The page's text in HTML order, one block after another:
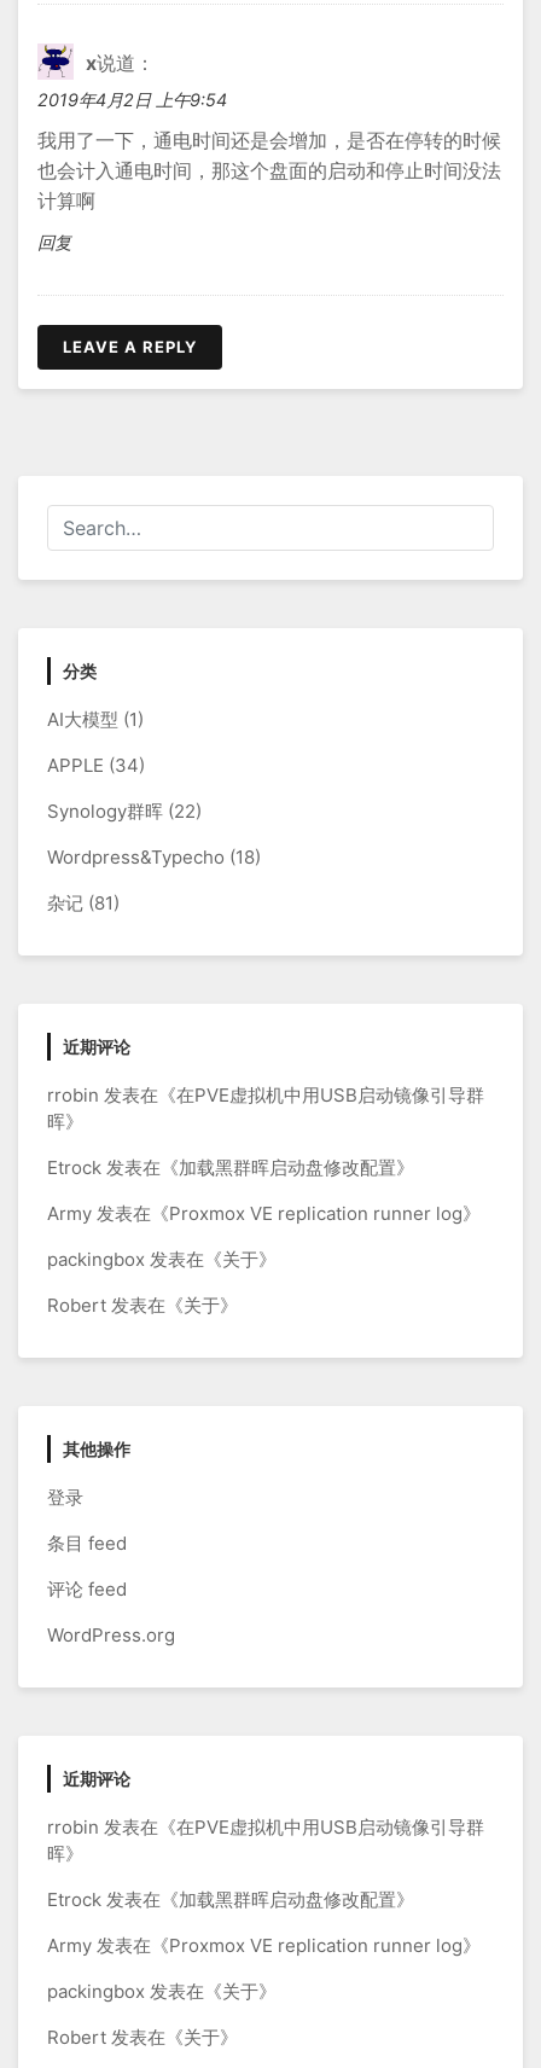
x说道：
2019年4月2日 上午9:54
我用了一下，通电时间还是会增加，是否在停转的时候
也会计入通电时间，那这个盘面的启动和停止时间没法
计算啊
回复
LEAVE A REPLY
分类
AI大模型 (1)
APPLE (34)
Synology群晖 (22)
Wordpress&Typecho (18)
杂记 (81)
近期评论
rrobin 发表在《在PVE虚拟机中用USB启动镜像引导群
晖》
Etrock 发表在《加载黑群晖启动盘修改配置》
Army 发表在《Proxmox VE replication runner log》
packingbox 发表在《关于》
Robert 发表在《关于》
其他操作
登录
条目 feed
评论 feed
WordPress.org
近期评论
rrobin 发表在《在PVE虚拟机中用USB启动镜像引导群
晖》
Etrock 发表在《加载黑群晖启动盘修改配置》
Army 发表在《Proxmox VE replication runner log》
packingbox 发表在《关于》
Robert 发表在《关于》